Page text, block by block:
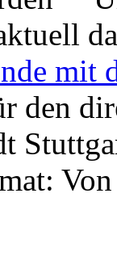
mit
den